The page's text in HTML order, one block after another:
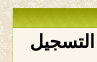
التسجيل